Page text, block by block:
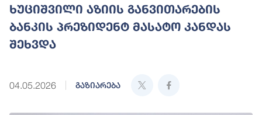
ხუციშვილი აზიის განვითარების
ბანკის პრეზიდენტ მასატო კანდას
შეხვდა
04.05.2026 გაზიარება